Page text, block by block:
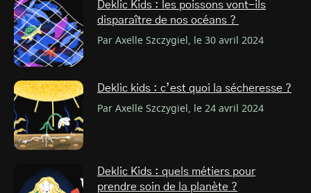
Deklic Kids : les poissons vont-ils
disparaître de nos océans ?
Par Axelle Szczygiel, le 30 avril 2024
Deklic kids : c’est quoi la sécheresse ?
Par Axelle Szczygiel, le 24 avril 2024
Deklic Kids : quels métiers pour
prendre soin de la planète ?